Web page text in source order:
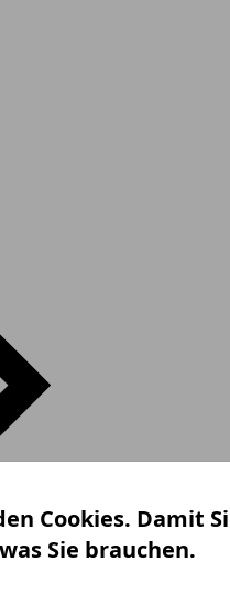
Cookies. Damit
was Sie brauchen.